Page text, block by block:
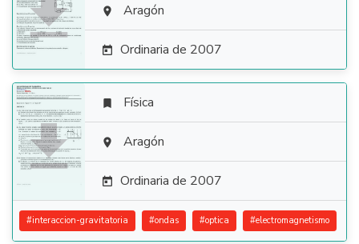
  Aragón
 Ordinaria de 2007

 Física
 Aragón
 Ordinaria de 2007
#interaccion-gravitatoria #ondas #optica #electromagnetismo